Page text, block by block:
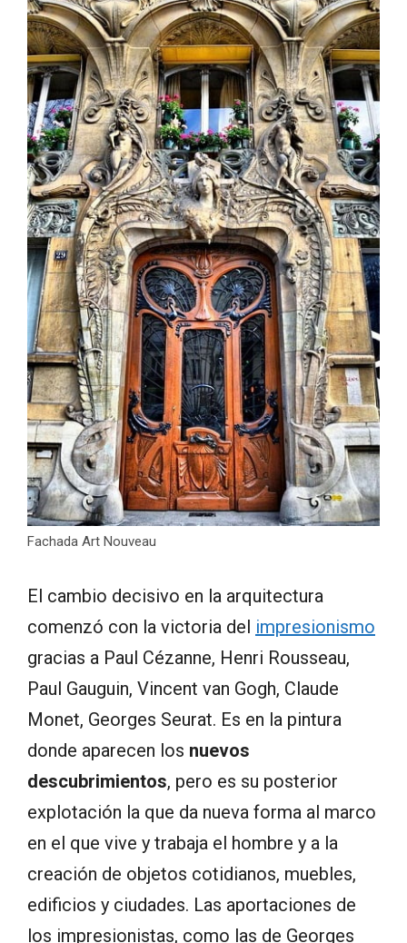
Fachada Art Nouveau
El cambio decisivo en la arquitectura
comenzó con la victoria del impresionismo
gracias a Paul Cézanne, Henri Rousseau,
Paul Gauguin, Vincent van Gogh, Claude
Monet, Georges Seurat. Es en la pintura
donde aparecen los nuevos
descubrimientos, pero es su posterior
explotación la que da nueva forma al marco
en el que vive y trabaja el hombre y a la
creación de objetos cotidianos, muebles,
edificios y ciudades. Las aportaciones de
los impresionistas, como las de Georges